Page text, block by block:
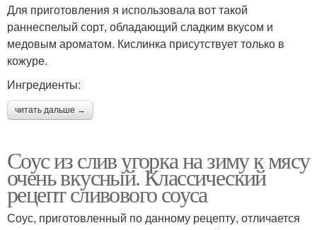
Для приготовления я использовала вот такой
раннеспелый сорт, обладающий сладким вкусом и
медовым ароматом. Кислинка присутствует только в
кожуре.
Ингредиенты:
читать дальше →
Соус из слив угорка на зиму к мясу
очень вкусный. Классический
рецепт сливового соуса
Соус, приготовленный по данному рецепту, отличается